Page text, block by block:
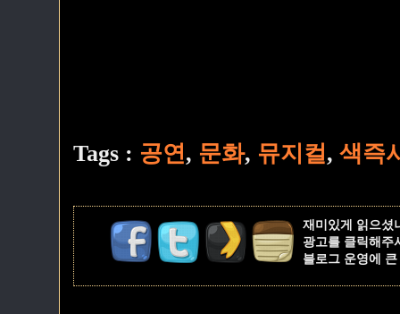
Tags : 공연, 문화, 뮤지컬, 색즉
재미있게 읽으셨
광고를 클릭해주
블로그 운영에